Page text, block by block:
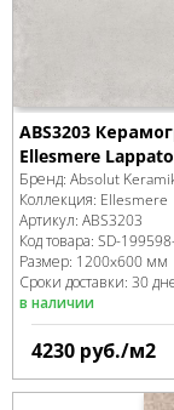
ABS3203
Ellesmere
Бренд: Absolut
Коллекция: Ellesmere
Артикул: ABS3203
Код товара: SD-199598
Размер: 1200x600 мм
Сроки доставки: 30
в наличии
4230 руб./м2